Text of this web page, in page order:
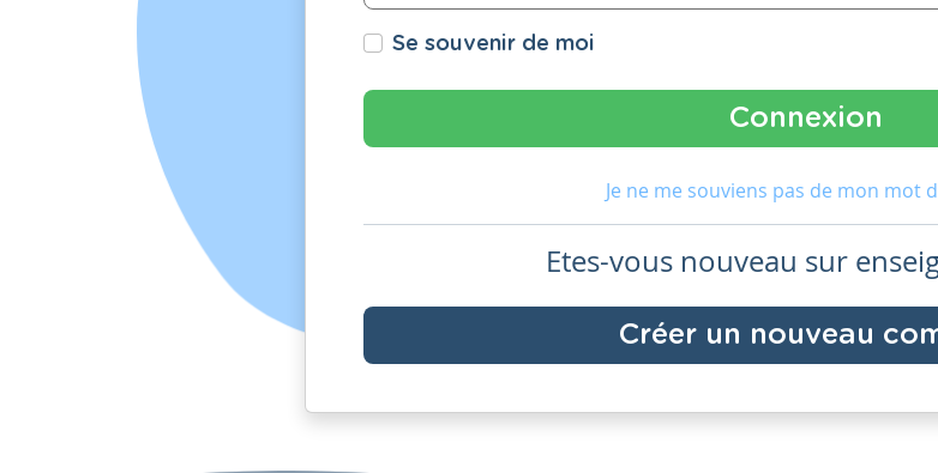
Se souvenir de moi
Je ne me souviens pas de mon mot
Etes-vous nouveau sur
Créer un nouveau